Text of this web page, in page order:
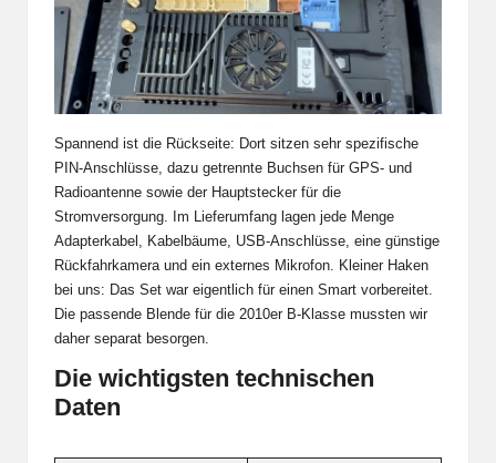
Spannend ist die Rückseite: Dort sitzen sehr spezifische
PIN-Anschlüsse, dazu getrennte Buchsen für GPS- und
Radioantenne sowie der Hauptstecker für die
Stromversorgung. Im Lieferumfang lagen jede Menge
Adapterkabel, Kabelbäume, USB-Anschlüsse, eine günstige
Rückfahrkamera und ein externes Mikrofon. Kleiner Haken
bei uns: Das Set war eigentlich für einen Smart vorbereitet.
Die passende Blende für die 2010er B-Klasse mussten wir
daher separat besorgen.
Die wichtigsten technischen
Daten